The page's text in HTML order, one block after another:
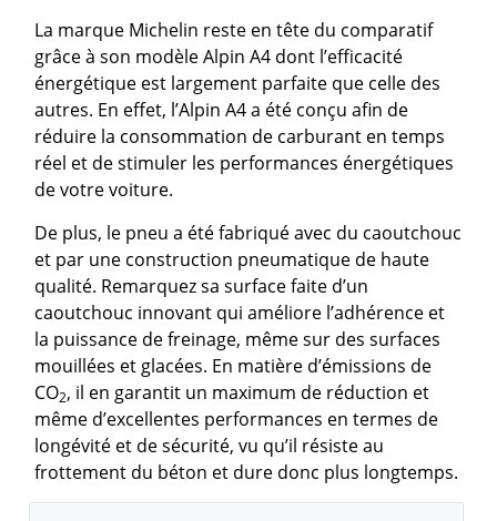
La marque Michelin reste en tête du comparatif
grâce à son modèle Alpin A4 dont l’efficacité
énergétique est largement parfaite que celle des
autres. En effet, l’Alpin A4 a été conçu afin de
réduire la consommation de carburant en temps
réel et de stimuler les performances énergétiques
de votre voiture.
De plus, le pneu a été fabriqué avec du caoutchouc
et par une construction pneumatique de haute
qualité. Remarquez sa surface faite d’un
caoutchouc innovant qui améliore l’adhérence et
la puissance de freinage, même sur des surfaces
mouillées et glacées. En matière d’émissions de
CO2, il en garantit un maximum de réduction et
même d’excellentes performances en termes de
longévité et de sécurité, vu qu’il résiste au
frottement du béton et dure donc plus longtemps.